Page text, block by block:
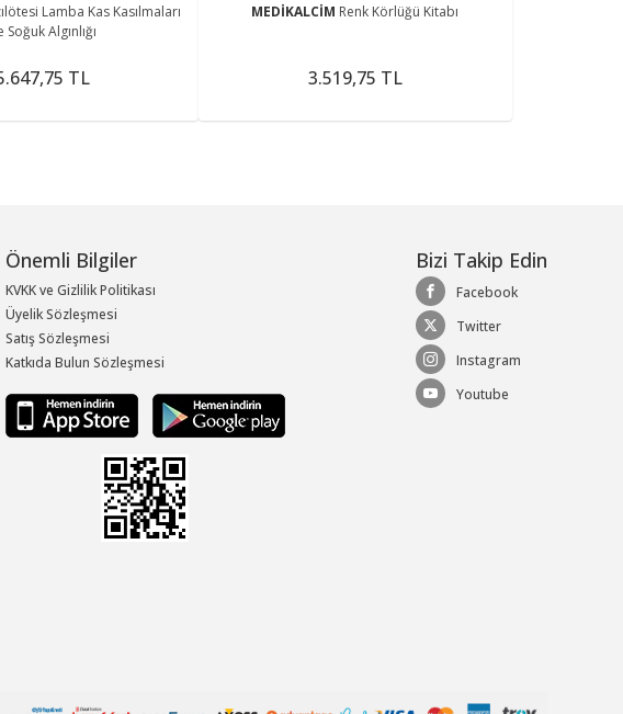
Lamba Kas Kasılmaları
Soğuk Algınlığı
TL
MEDİKALCİM Renk Körlüğü Kitabı
3.519,75 TL
Önemli Bilgiler
KVKK ve Gizlilik Politikası
Üyelik Sözleşmesi
Satış Sözleşmesi
Katkıda Bulun Sözleşmesi
Bizi Takip Edin
Facebook
Twitter
Instagram
Youtube